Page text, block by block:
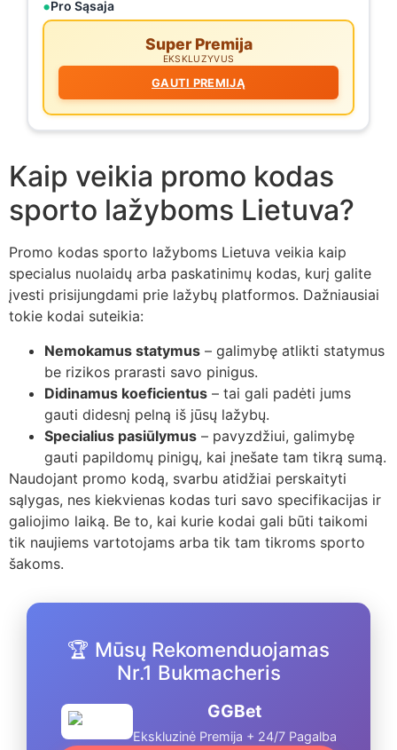
Pro Sąsaja
Super Premija
EKSKLUZYVUS
GAUTI PREMIJĄ
Kaip veikia promo kodas
sporto lažyboms Lietuva?
Promo kodas sporto lažyboms Lietuva veikia kaip
specialus nuolaidų arba paskatinimų kodas, kurį galite
įvesti prisijungdami prie lažybų platformos. Dažniausiai
tokie kodai suteikia:
Nemokamus statymus – galimybę atlikti statymus
be rizikos prarasti savo pinigus.
Didinamus koeficientus – tai gali padėti jums
gauti didesnį pelną iš jūsų lažybų.
Specialius pasiūlymus – pavyzdžiui, galimybę
gauti papildomų pinigų, kai įnešate tam tikrą sumą.
Naudojant promo kodą, svarbu atidžiai perskaityti
sąlygas, nes kiekvienas kodas turi savo specifikacijas ir
galiojimo laiką. Be to, kai kurie kodai gali būti taikomi
tik naujiems vartotojams arba tik tam tikroms sporto
šakoms.
🏆 Mūsų Rekomenduojamas
Nr.1 Bukmacheris
GGBet
Ekskluzinė Premija + 24/7 Pagalba